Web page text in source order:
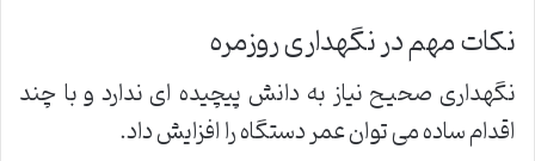
نکات مهم در نگهداری روزمره
نگهداری صحیح نیاز به دانش پیچیده ای ندارد و با چند
اقدام ساده می توان عمر دستگاه را افزایش داد.